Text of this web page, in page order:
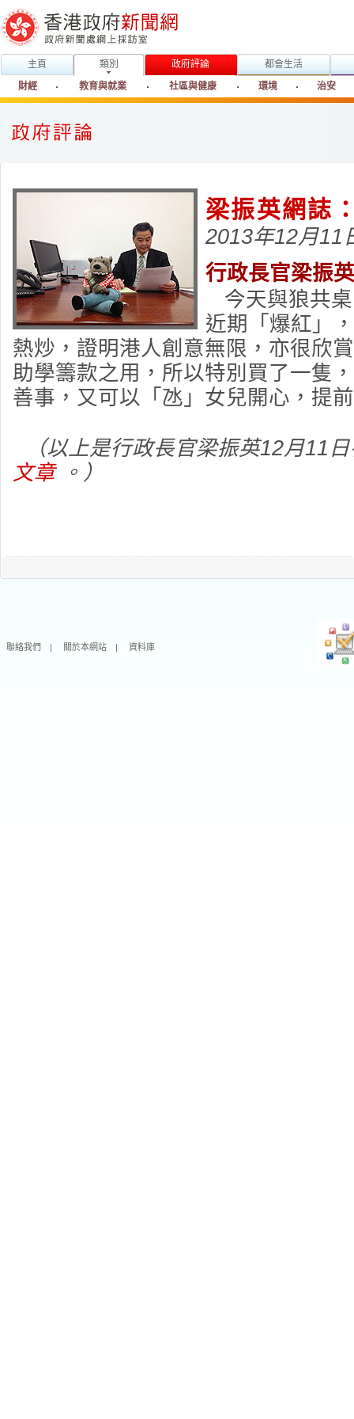
主頁 類別 政府評論
都會生活
財經
教育與就業 社區與健康 環境 治安
梁振英網誌
2013年12月11
行政長官梁振英
今天與狼共
近期「爆紅」
熱炒，證明港人創意無限，亦很欣
助學籌款之用，所以特別買了一隻
善事，又可以「氹」女兒開心，提
（以上是行政長官梁振英12月11
文章
。）
聯絡我們 | 關於本網站 | 資料庫